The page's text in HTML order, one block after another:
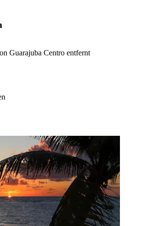
Guarajuba Centro entfernt